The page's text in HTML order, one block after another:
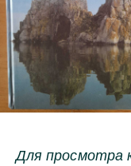
Для просмотра